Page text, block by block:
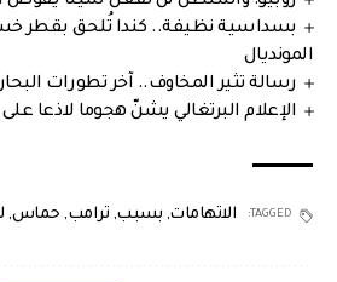
بسداسية نظيفة.. كندا تُلحق بقطر
المونديال
رسالة تثير المخاوف.. آخر تطورات
الإعلام البرتغالي يشنّ هجوما لاذعا على
TAGGED: الاتهامات, بسبب, ترامب, حماس,